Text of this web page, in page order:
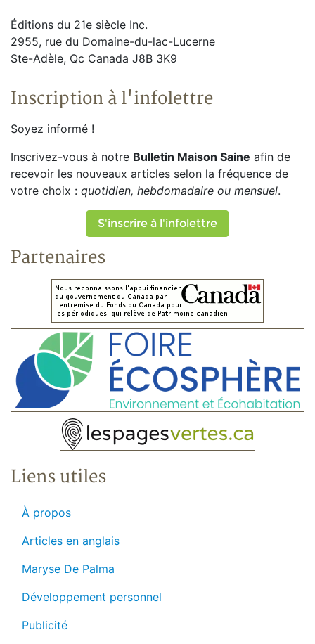
Éditions du 21e siècle Inc.
2955, rue du Domaine-du-lac-Lucerne
Ste-Adèle, Qc Canada J8B 3K9
Inscription à l'infolettre
Soyez informé !
Inscrivez-vous à notre Bulletin Maison Saine afin de
recevoir les nouveaux articles selon la fréquence de
votre choix : quotidien, hebdomadaire ou mensuel.
S'inscrire à l'infolettre
Partenaires
Liens utiles
À propos
Articles en anglais
Maryse De Palma
Développement personnel
Publicité